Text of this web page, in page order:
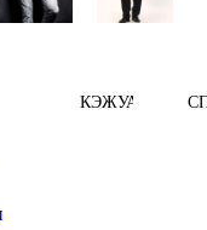
КЭЖУАЛ